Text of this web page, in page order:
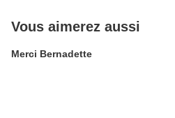
Vous aimerez aussi
Merci Bernadette